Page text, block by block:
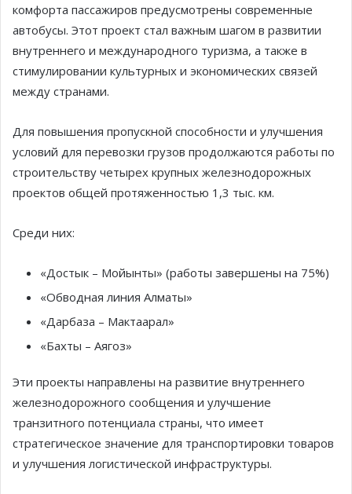
комфорта пассажиров предусмотрены современные
автобусы. Этот проект стал важным шагом в развитии
внутреннего и международного туризма, а также в
стимулировании культурных и экономических связей
между странами.
Для повышения пропускной способности и улучшения
условий для перевозки грузов продолжаются работы по
строительству четырех крупных железнодорожных
проектов общей протяженностью 1,3 тыс. км.
Среди них:
«Достык – Мойынты» (работы завершены на 75%)
«Обводная линия Алматы»
«Дарбаза – Мактаарал»
«Бахты – Аягоз»
Эти проекты направлены на развитие внутреннего
железнодорожного сообщения и улучшение
транзитного потенциала страны, что имеет
стратегическое значение для транспортировки товаров
и улучшения логистической инфраструктуры.